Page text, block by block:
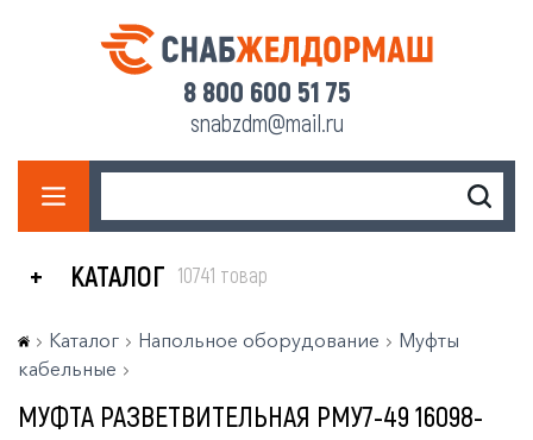
8 800 600 51 75
snabzdm@mail.ru
КАТАЛОГ 10741 товар
Каталог Напольное оборудование
Муфты
кабельные
МУФТА РАЗВЕТВИТЕЛЬНАЯ РМУ7-49 16098-